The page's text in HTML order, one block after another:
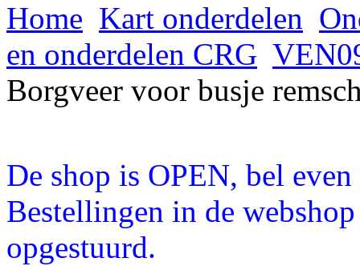
Home Kart onderdelen
en onderdelen CRG
Borgveer voor busje
De shop is OPEN, bel
Bestellingen in de
opgestuurd.